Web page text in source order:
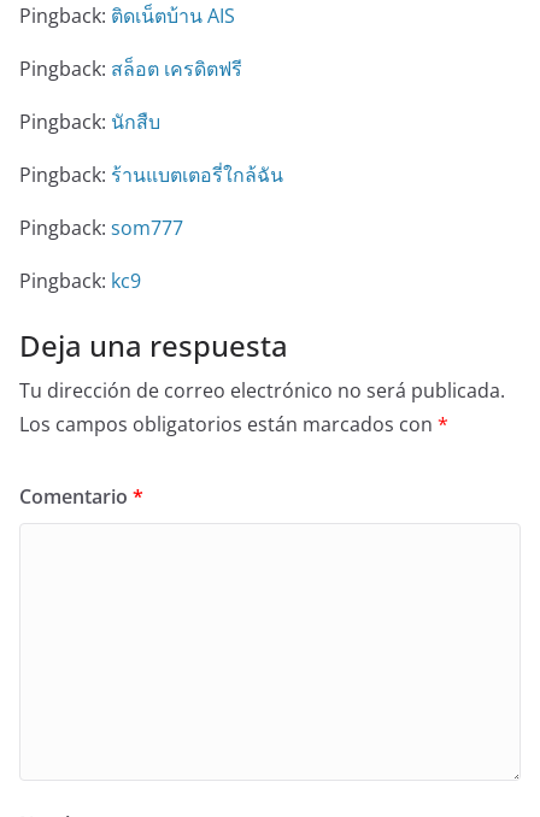
Pingback: ติดเน็ตบ้าน AIS
Pingback: สล็อต เครดิตฟรี
Pingback: นักสืบ
Pingback: ร้านแบตเตอรี่ใกล้ฉัน
Pingback: som777
Pingback: kc9
Deja una respuesta
Tu dirección de correo electrónico no será publicada.
Los campos obligatorios están marcados con *
Comentario *